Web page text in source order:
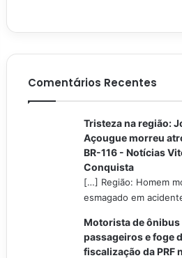
Comentários Recentes
Tristeza na região:
Açougue morreu
BR-116 - Notícias
Conquista
[…] Região: Homem
esmagado em
Motorista de ônibus
passageiros e foge
fiscalização da PRF